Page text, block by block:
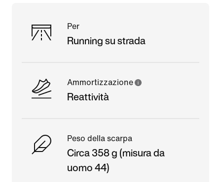
Per
Running su strada
Ammortizzazione
Reattività
Peso della scarpa
Circa 358 g (misura da
uomo 44)